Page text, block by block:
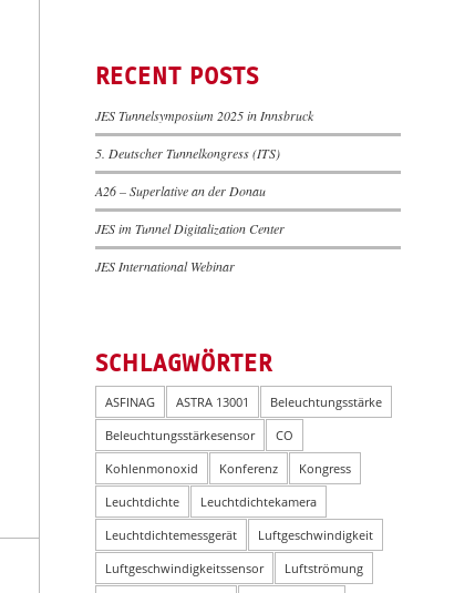
RECENT POSTS
JES Tunnelsymposium 2025 in Innsbruck
5. Deutscher Tunnelkongress (ITS)
A26 – Superlative an der Donau
JES im Tunnel Digitalization Center
JES International Webinar
SCHLAGWÖRTER
ASFINAG ASTRA 13001
Beleuchtungsstärke
Beleuchtungsstärkesensor
CO
Kohlenmonoxid
Konferenz
Kongress
Leuchtdichte
Leuchtdichtekamera
Leuchtdichtemessgerät
Luftgeschwindigkeit
Luftgeschwindigkeitssensor
Luftströmung